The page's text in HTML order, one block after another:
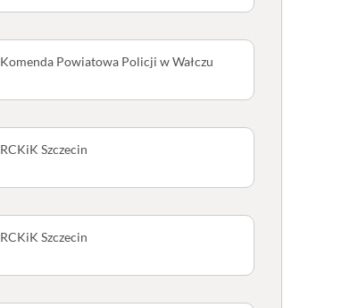
Komenda Powiatowa Policji w Wałczu
RCKiK Szczecin
RCKiK Szczecin